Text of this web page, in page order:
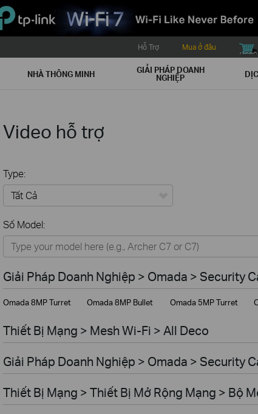
Hỗ Trợ Mua ở đâu
buy icon
NHÀ THÔNG MINH GIẢI PHÁP DOANH
NGHIỆP
Video hỗ trợ
Type:
Tất Cả
Thiết Bị Mạng
Nhà Thông Minh
Giải Pháp Doanh Nghiệp
Dịch Vụ Viễn Thông
Số Model:
Giải Pháp Doanh Nghiệp > Omada > Security
Omada 8MP Turret Omada 8MP Bullet Omada 5MP Turret
Thiết Bị Mạng > Mesh Wi-Fi > All Deco
Giải Pháp Doanh Nghiệp > Omada > Security
Thiết Bị Mạng > Thiết Bị Mở Rộng Mạng > Bộ